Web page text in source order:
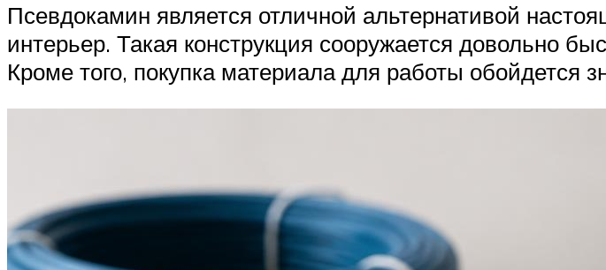
Псевдокамин является отличной альтернативой
интерьер. Такая конструкция сооружается довольно
Кроме того, покупка материала для работы обойдется